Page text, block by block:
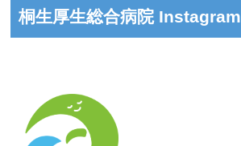
桐生厚生総合病院 Instagram